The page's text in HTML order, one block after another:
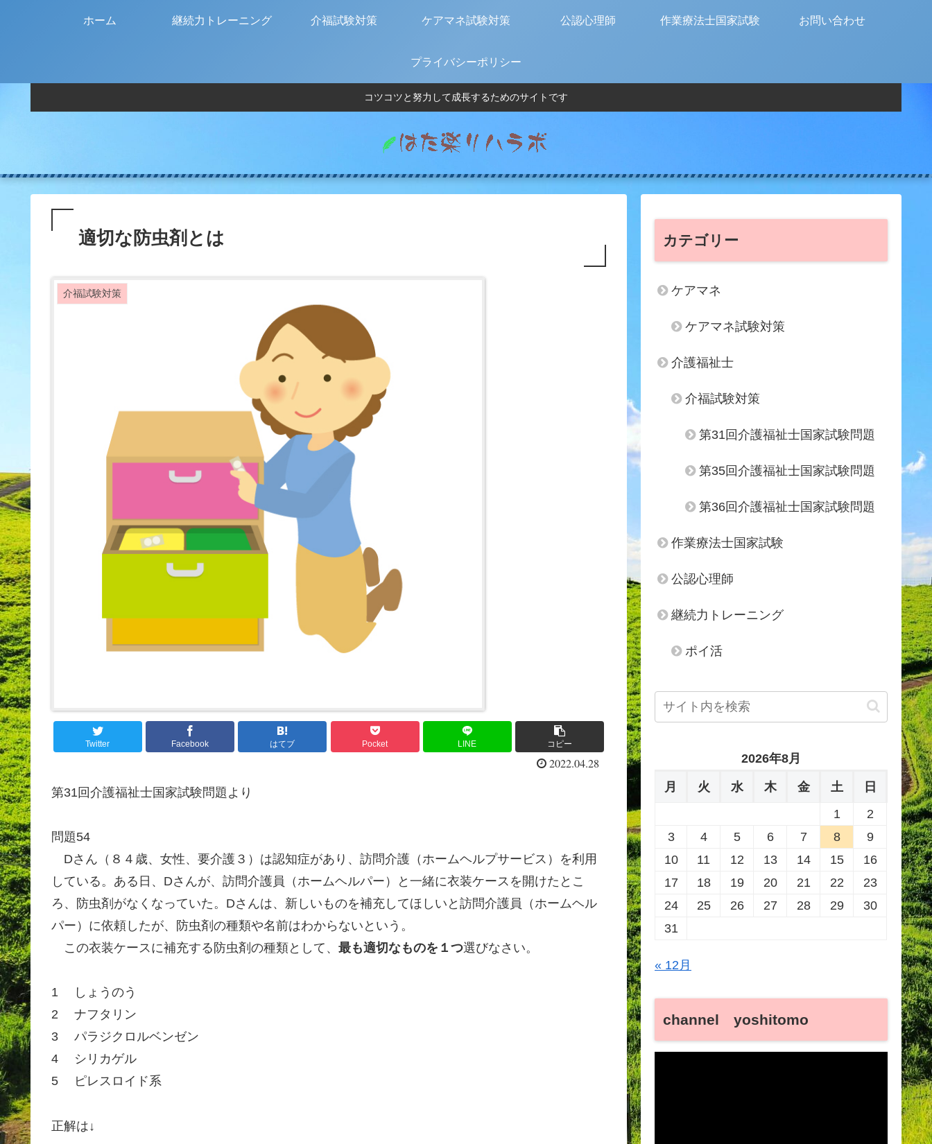
コツコツと努力して成長するためのサイトです
ホーム 継続力トレーニング 介福試験対策 ケアマネ試験対策 公認心理師 作業療法士国家試験 お問い合わせ
プライバシーポリシー
適切な防虫剤とは
介福試験対策
Twitter Facebook はてブ Pocket LINE コピー
2022.04.28
第31回介護福祉士国家試験問題より
問題54
Dさん（８４歳、女性、要介護３）は認知症があり、訪問介護（ホームヘルプサービス）を利用
している。ある日、Dさんが、訪問介護員（ホームヘルパー）と一緒に衣装ケースを開けたとこ
ろ、防虫剤がなくなっていた。Dさんは、新しいものを補充してほしいと訪問介護員（ホームヘル
パー）に依頼したが、防虫剤の種類や名前はわからないという。
この衣装ケースに補充する防虫剤の種類として、 最も適切なものを１つ選びなさい。
1 しょうのう
2 ナフタリン
3 パラジクロルベンゼン
4 シリカゲル
5 ピレスロイド系
正解は↓
カテゴリー
ケアマネ
ケアマネ試験対策
介護福祉士
介福試験対策
第31回介護福祉士国家試験問題
第35回介護福祉士国家試験問題
第36回介護福祉士国家試験問題
作業療法士国家試験
公認心理師
継続力トレーニング
ポイ活
2026年8月
月 火 水 木 金 土
日
1
2
3
4 5 6 7 8
9
10
11 12 13 14 15
16
17
18 19 20 21 22
23
24
25 26 27 28 29
30
31
« 12月
channel yoshitomo